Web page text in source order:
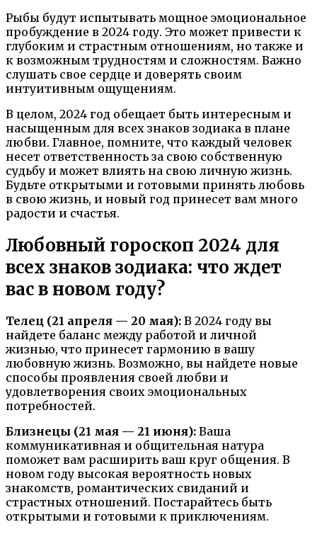
Рыбы будут испытывать мощное эмоциональное
пробуждение в 2024 году. Это может привести к
глубоким и страстным отношениям, но также и
к возможным трудностям и сложностям. Важно
слушать свое сердце и доверять своим
интуитивным ощущениям.
В целом, 2024 год обещает быть интересным и
насыщенным для всех знаков зодиака в плане
любви. Главное, помните, что каждый человек
несет ответственность за свою собственную
судьбу и может влиять на свою личную жизнь.
Будьте открытыми и готовыми принять любовь
в свою жизнь, и новый год принесет вам много
радости и счастья.
Любовный гороскоп 2024 для
всех знаков зодиака: что ждет
вас в новом году?
Телец (21 апреля — 20 мая): В 2024 году вы
найдете баланс между работой и личной
жизнью, что принесет гармонию в вашу
любовную жизнь. Возможно, вы найдете новые
способы проявления своей любви и
удовлетворения своих эмоциональных
потребностей.
Близнецы (21 мая — 21 июня): Ваша
коммуникативная и общительная натура
поможет вам расширить ваш круг общения. В
новом году высокая вероятность новых
знакомств, романтических свиданий и
страстных отношений. Постарайтесь быть
открытыми и готовыми к приключениям.